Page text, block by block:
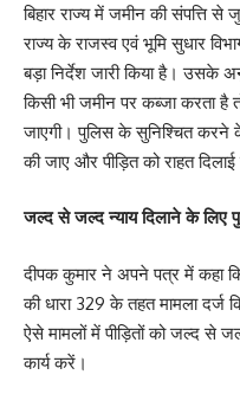
बिहार राज्य में जमीन की संपत्ति
राज्य के राजस्व एवं भूमि सुधार
बड़ा निर्देश जारी किया है। उसके
किसी भी जमीन पर कब्जा करता है
जाएगी। पुलिस के सुनिश्चित करने के
की जाए और पीड़ित को राहत
जल्द से जल्द न्याय दिलाने के लिए
दीपक कुमार ने अपने पत्र में कहा
की धारा 329 के तहत मामला दर्ज
ऐसे मामलों में पीड़ितों को जल्द से
कार्य करें।